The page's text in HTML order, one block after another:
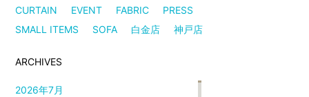
CURTAIN EVENT FABRIC
PRESS
SMALL ITEMS
SOFA 白金店 神戸店
ARCHIVES
2026年7月